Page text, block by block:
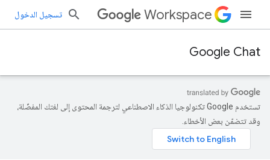
Workspace تسجيل الدخول
Google Chat
تستخدم Google تكنولوجيا الذكاء الاصطناعي لترجمة المحتوى إلى لغتك المفضّلة،
وقد تتضمّن بعض الأخطاء.